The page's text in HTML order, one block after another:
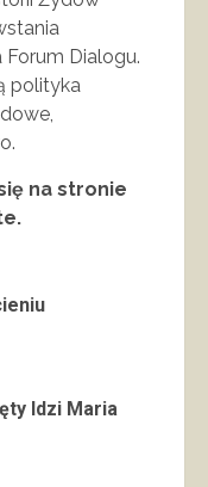
Dialogu.
polityka
na stronie
Idzi Maria